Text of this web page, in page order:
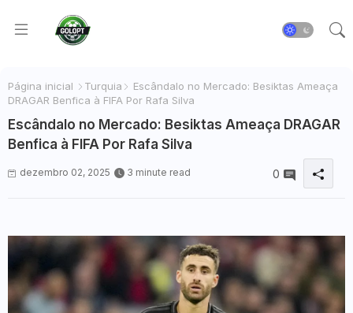
Página inicial Turquia
Escândalo no Mercado: Besiktas Ameaça
DRAGAR Benfica à FIFA Por Rafa Silva
Escândalo no Mercado: Besiktas Ameaça DRAGAR
Benfica à FIFA Por Rafa Silva
dezembro 02, 2025 3 minute read 0